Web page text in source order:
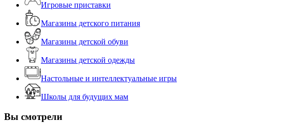
Игровые приставки
Магазины детского питания
Магазины детской обуви
Магазины детской одежды
Настольные и интеллектуальные игры
Школы для будущих мам
Вы смотрели